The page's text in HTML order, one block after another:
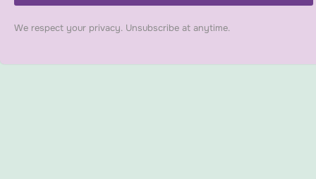
We respect your privacy. Unsubscribe at anytime.